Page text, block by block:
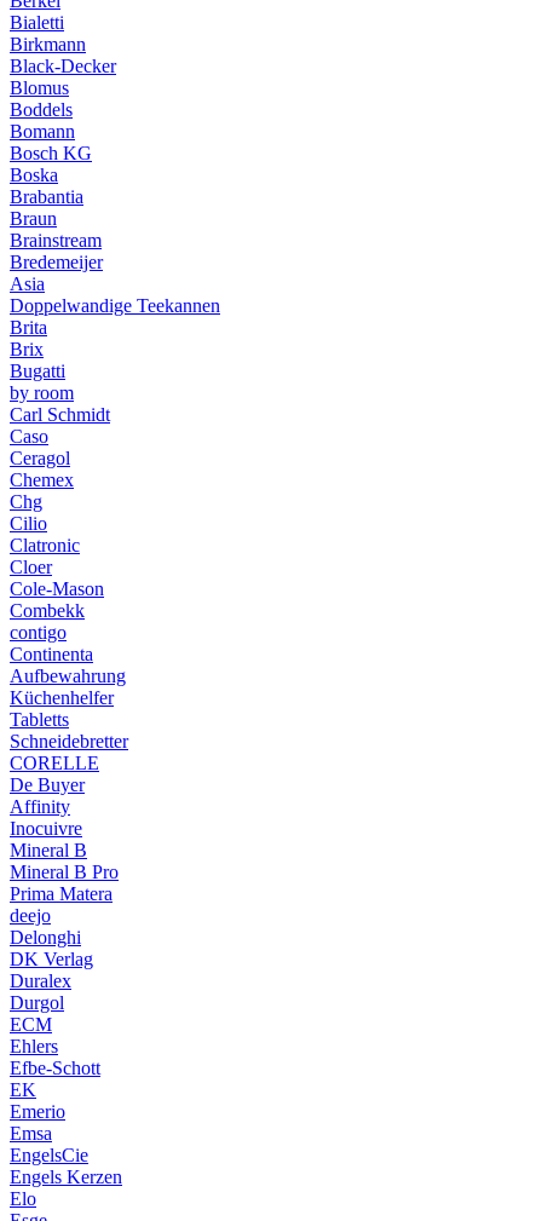
Bialetti
Birkmann
Black-Decker
Blomus
Boddels
Bomann
Bosch KG
Boska
Brabantia
Braun
Brainstream
Bredemeijer
Asia
Doppelwandige Teekannen
Brita
Brix
Bugatti
by room
Carl Schmidt
Caso
Ceragol
Chemex
Chg
Cilio
Clatronic
Cloer
Cole-Mason
Combekk
contigo
Continenta
Aufbewahrung
Küchenhelfer
Tabletts
Schneidebretter
CORELLE
De Buyer
Affinity
Inocuivre
Mineral B
Mineral B Pro
Prima Matera
deejo
Delonghi
DK Verlag
Duralex
Durgol
ECM
Ehlers
Efbe-Schott
EK
Emerio
Emsa
EngelsCie
Engels Kerzen
Elo